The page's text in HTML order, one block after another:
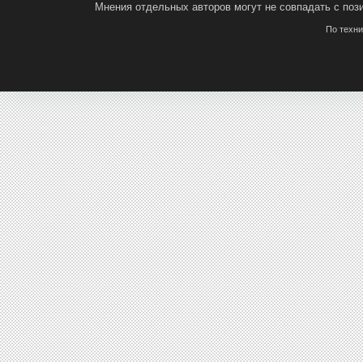
Мнения отдельных авторов могут не совпадать с
По